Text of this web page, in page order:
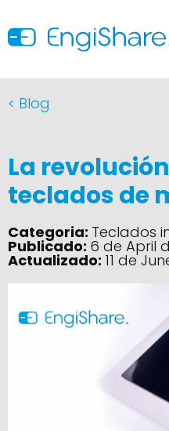
< Blog
La
teclados de
Categoria: Teclados
Publicado: 6 de April
Actualizado: 11 de